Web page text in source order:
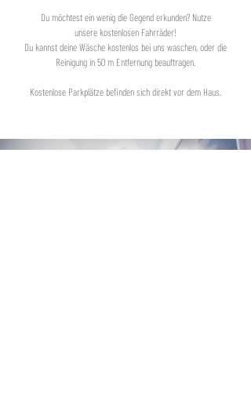
Du möchtest ein wenig die Gegend erkunden? Nutze
unsere kostenlosen Fahrräder!
Du kannst deine Wäsche kostenlos bei uns waschen, oder die
Reinigung in 50 m Entfernung beauftragen.
Kostenlose Parkplätze befinden sich direkt vor dem Haus.